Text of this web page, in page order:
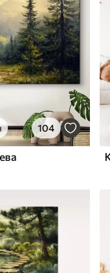
✓
✗
104